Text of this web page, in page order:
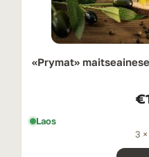
«Prymat»
€
Laos
3 ×